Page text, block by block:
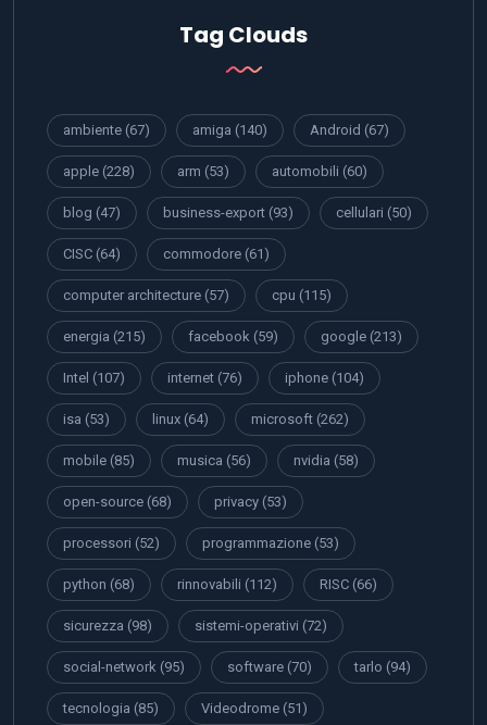
Tag Clouds
ambiente (67) amiga (140) Android (67)
apple (228) arm (53) automobili (60)
blog (47) business-export (93) cellulari (50)
CISC (64) commodore (61)
computer architecture (57) cpu (115)
energia (215) facebook (59) google (213)
Intel (107) internet (76) iphone (104)
isa (53) linux (64) microsoft (262)
mobile (85) musica (56) nvidia (58)
open-source (68) privacy (53)
processori (52) programmazione (53)
python (68) rinnovabili (112) RISC (66)
sicurezza (98) sistemi-operativi (72)
social-network (95) software (70) tarlo (94)
tecnologia (85) Videodrome (51)